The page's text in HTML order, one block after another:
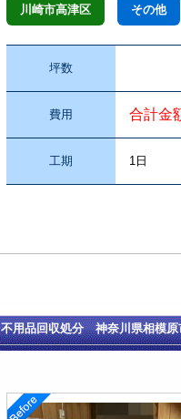
川崎市高津区 その他
坪数
費用 合計金
工期 1日
不用品回収処分 神奈川県相模原